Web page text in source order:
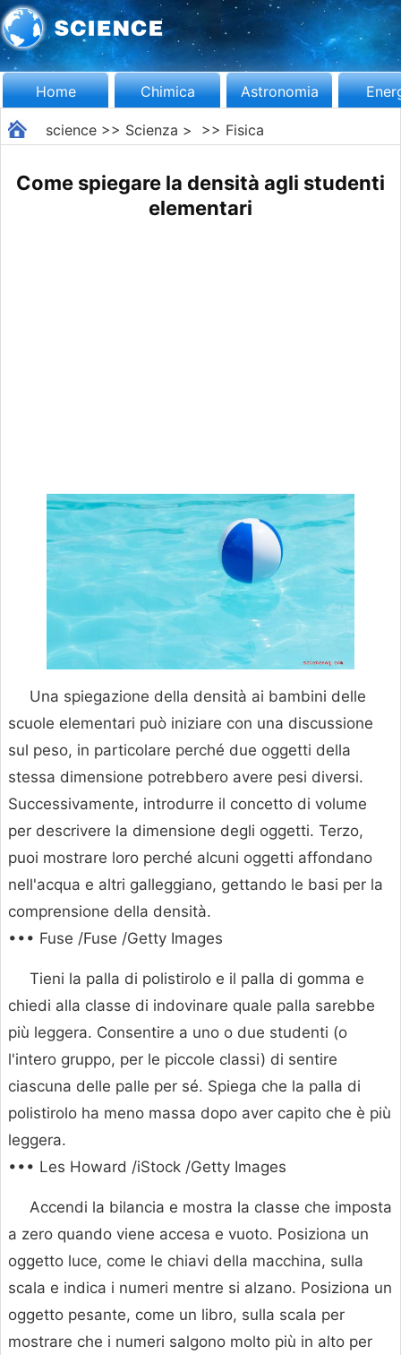
Home Chimica Astronomia
science>> Scienza > >> Fisica
Come spiegare la densità agli studenti
elementari
Una spiegazione della densità ai bambini delle
scuole elementari può iniziare con una discussione
sul peso, in particolare perché due oggetti della
stessa dimensione potrebbero avere pesi diversi.
Successivamente, introdurre il concetto di volume
per descrivere la dimensione degli oggetti. Terzo,
puoi mostrare loro perché alcuni oggetti affondano
nell'acqua e altri galleggiano, gettando le basi per la
comprensione della densità.
••• Fuse /Fuse /Getty Images
Tieni la palla di polistirolo e il palla di gomma e
chiedi alla classe di indovinare quale palla sarebbe
più leggera. Consentire a uno o due studenti (o
l'intero gruppo, per le piccole classi) di sentire
ciascuna delle palle per sé. Spiega che la palla di
polistirolo ha meno massa dopo aver capito che è più
leggera.
••• Les Howard /iStock /Getty Images
Accendi la bilancia e mostra la classe che imposta
a zero quando viene accesa e vuoto. Posiziona un
oggetto luce, come le chiavi della macchina, sulla
scala e indica i numeri mentre si alzano. Posiziona un
oggetto pesante, come un libro, sulla scala per
mostrare che i numeri salgono molto più in alto per